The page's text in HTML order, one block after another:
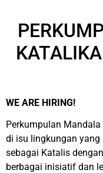
WE ARE HIRING!
Perkumpulan
di isu lingkungan yang
sebagai Katalis
berbagai inisiatif dan